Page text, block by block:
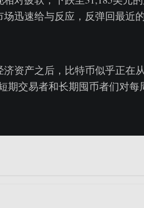
迅速给与反应，反弹回最近
济资产之后，比特币似乎正在
期交易者和长期囤币者们对每